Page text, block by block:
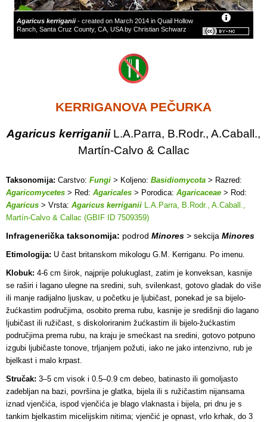
Agaricus kerriganii- created on March 2014 in Quail Hollow
Ranch, Santa Cruz County, CA, USA by Christian Schwarz
KERRIGANOVA PEČURKA
Agaricus kerriganii L.A.Parra, B.Rodr., A.Caball.,
Martín-Calvo & Callac
Taksonomija: Carstvo: Fungi > Koljeno: Basidiomycota > Razred:
Agaricomycetes > Red: Agaricales > Porodica: Agaricaceae > Rod:
Agaricus > Vrsta: Agaricus kerriganii L.A.Parra, B.Rodr., A.Caball.,
Martín-Calvo & Callac (GBIF ID 7509359)
Infragenerička taksonomija: podrod Minores > sekcija Minores
Etimologija: U čast britanskom mikologu G.M. Kerriganu. Po imenu.
Klobuk: 4-6 cm širok, najprije polukuglast, zatim je konveksan, kasnije
se raširi i lagano ulegne na sredini, suh, svilenkast, gotovo gladak do više
ili manje radijalno ljuskav, u početku je ljubičast, ponekad je sa bijelo-
žućkastim područjima, osobito prema rubu, kasnije je središnji dio lagano
ljubičast ili ružičast, s diskoloriranim žućkastim ili bijelo-žućkastim
područjima prema rubu, na kraju je smećkast na sredini, gotovo potpuno
izgubi ljubičaste tonove, trljanjem požuti, iako ne jako intenzivno, rub je
bjelkast i malo krpast.
Stručak: 3–5 cm visok i 0.5–0.9 cm debeo, batinasto ili gomoljasto
zadebljan na bazi, površina je glatka, bijela ili s ružičastim nijansama
iznad vjenčića, ispod vjenčića je blago vlaknasta i bijela, pri dnu je s
tankim bjelkastim micelijskim nitima; vjenčić je opnast, vrlo krhak, do 3